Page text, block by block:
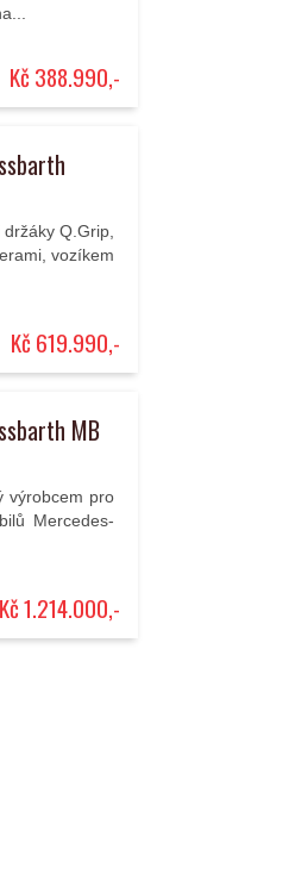
Kč 388.990,-
Q.Grip,
vozíkem
Kč 619.990,-
MB
výrobcem pro
Mercedes-
Kč 1.214.000,-